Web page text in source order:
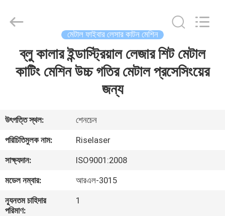
বাড়ি
ভিআর
শো
আমাদের
সম্পর্কে
Technology
Reserved.
মেটাল ফাইবার লেসার কাটন মেশিন
ব্লু কালার ইন্ডাস্ট্রিয়াল লেজার শিট মেটাল
কাটিং মেশিন উচ্চ গতির মেটাল প্রসেসিংয়ের
জন্য
উৎপত্তি স্থল:
শেনচেন
পরিচিতিমুলক নাম:
Riselaser
সাক্ষ্যদান:
ISO9001:2008
মডেল নম্বার:
আরএল-3015
ন্যূনতম চাহিদার
পরিমাণ:
1